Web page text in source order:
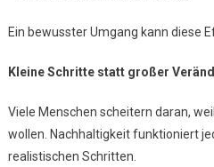
Ein bewusster Umgang kann diese
Kleine Schritte statt großer
Viele Menschen scheitern daran,
wollen. Nachhaltigkeit funktioniert
realistischen Schritten.